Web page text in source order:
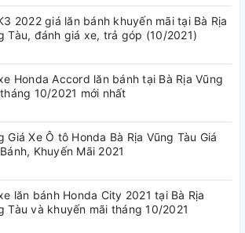
chân ga hoạt được như thường, thoải
thảm sàn khi cắt may đều được lưu ý và
nữa bên ghế lái thường thì xưởng sẽ
một tấm bàn dậm có logo hãng, đó chính
2022 giá lăn bánh khuyến mãi tại Bà Rịa
Tàu, đánh giá xe, trả góp (10/2021)
Honda Accord lăn bánh tại Bà Rịa Vũng
10/2021 mới nhất
Giá Xe Ô tô Honda Bà Rịa Vũng Tàu Giá
Khuyến Mãi 2021
lăn bánh Honda City 2021 tại Bà Rịa
Tàu và khuyến mãi tháng 10/2021